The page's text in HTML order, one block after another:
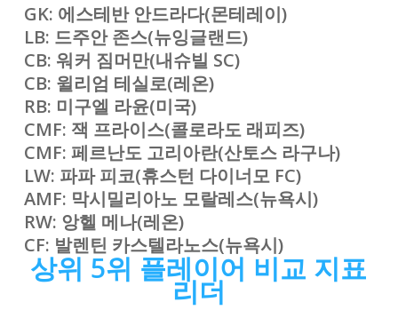
GK: 에스테반 안드라다(몬테레이)
LB: 드주안 존스(뉴잉글랜드)
CB: 워커 짐머만(내슈빌 SC)
CB: 윌리엄 테실로(레온)
RB: 미구엘 라윤(미국)
CMF: 잭 프라이스(콜로라도 래피즈)
CMF: 페르난도 고리아란(산토스 라구나)
LW: 파파 피코(휴스턴 다이너모 FC)
AMF: 막시밀리아노 모랄레스(뉴욕시)
RW: 앙헬 메나(레온)
CF: 발렌틴 카스텔라노스(뉴욕시)
상위 5위 플레이어 비교 지표
리더